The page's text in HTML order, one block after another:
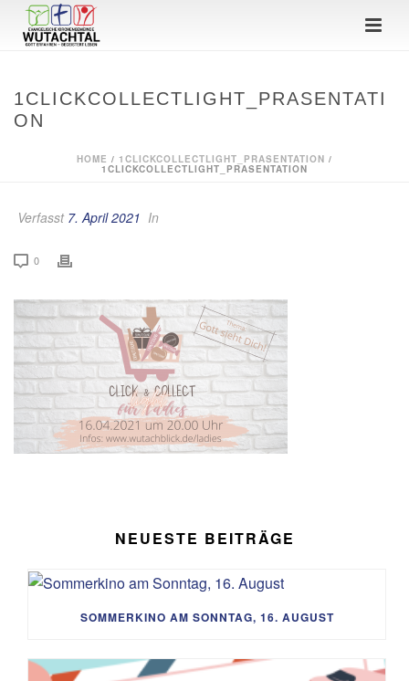
1CLICKCOLLECTLIGHT_PRASENTATI
ON
HOME / 1CLICKCOLLECTLIGHT_PRASENTATION /
1CLICKCOLLECTLIGHT_PRASENTATION
Verfasst 7. April 2021 In
0
NEUESTE BEITRÄGE
SOMMERKINO AM SONNTAG, 16. AUGUST